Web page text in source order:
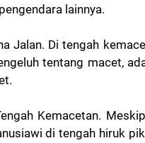
lainnya.
Jalan. Di tengah
tentang macet,
Kemacetan.
di tengah hiruk